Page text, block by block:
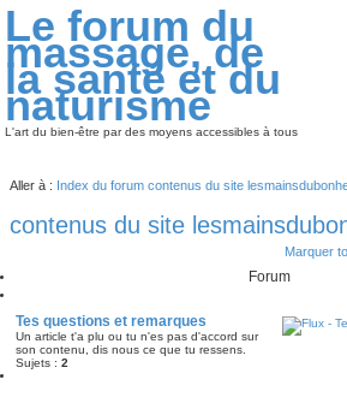
Le forum du
massage, de
la santé et du
naturisme
L'art du bien-être par des moyens accessibles à tous
Aller à : Index du forum contenus du site
contenus du site
Marquer
Forum
Tes questions et remarques
Un article t'a plu ou tu n'es pas d'accord sur
son contenu, dis nous ce que tu ressens.
Sujets : 2